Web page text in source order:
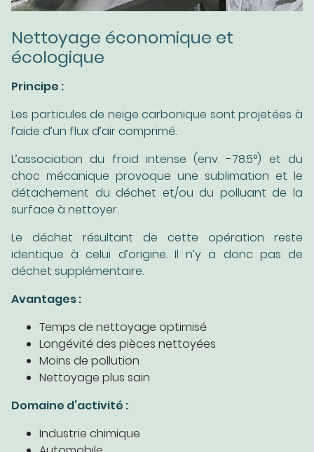
Nettoyage économique et
écologique
Principe :
Les particules de neige carbonique sont projetées à
l’aide d’un flux d’air comprimé.
L’association du froid intense (env. -78.5°) et du
choc mécanique provoque une sublimation et le
détachement du déchet et/ou du polluant de la
surface à nettoyer.
Le déchet résultant de cette opération reste
identique à celui d’origine. Il n’y a donc pas de
déchet supplémentaire.
Avantages :
Temps de nettoyage optimisé
Longévité des pièces nettoyées
Moins de pollution
Nettoyage plus sain
Domaine d’activité :
Industrie chimique